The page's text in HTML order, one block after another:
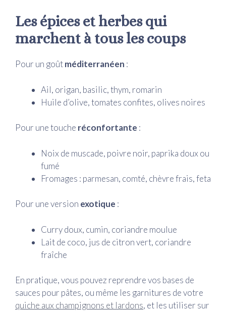
Les épices et herbes qui
marchent à tous les coups
Pour un goûtméditerranéen :
Ail, origan, basilic, thym, romarin
Huile d’olive, tomates confites, olives noires
Pour une touche réconfortante :
Noix de muscade, poivre noir, paprika doux ou
fumé
Fromages : parmesan, comté, chèvre frais, feta
Pour une version exotique :
Curry doux, cumin, coriandre moulue
Lait de coco, jus de citron vert, coriandre
fraîche
En pratique, vous pouvez reprendre vos bases de
sauces pour pâtes, ou même les garnitures de votre
quiche aux champignons et lardons, et les utiliser sur